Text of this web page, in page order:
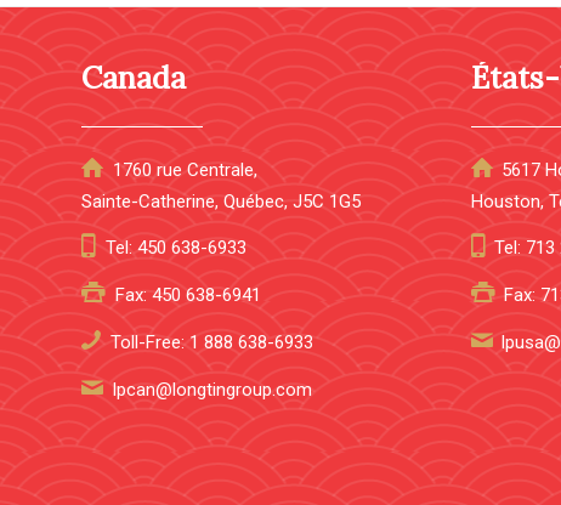
Canada
1760 rue Centrale,
Sainte-Catherine, Québec, J5C 1G5
Tel: 450 638-6933
Fax: 450 638-6941
Toll-Free: 1 888 638-6933
lpcan@longtingroup.com
5617
Houston,
Tel:
Fax: